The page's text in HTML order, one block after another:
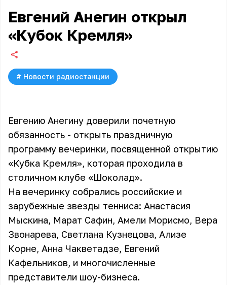
Евгений Анегин открыл
«Кубок Кремля»
# Новости радиостанции
Евгению Анегину доверили почетную
обязанность - открыть праздничную
программу вечеринки, посвященной открытию
«Кубка Кремля», которая проходила в
столичном клубе «Шоколад».
На вечеринку собрались российские и
зарубежные звезды тенниса: Анастасия
Мыскина, Марат Сафин, Амели Морисмо, Вера
Звонарева, Светлана Кузнецова, Ализе
Корне, Анна Чакветадзе, Евгений
Кафельников, и многочисленные
представители шоу-бизнеса.